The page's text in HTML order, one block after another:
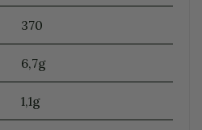
370
6,7g
1,1g